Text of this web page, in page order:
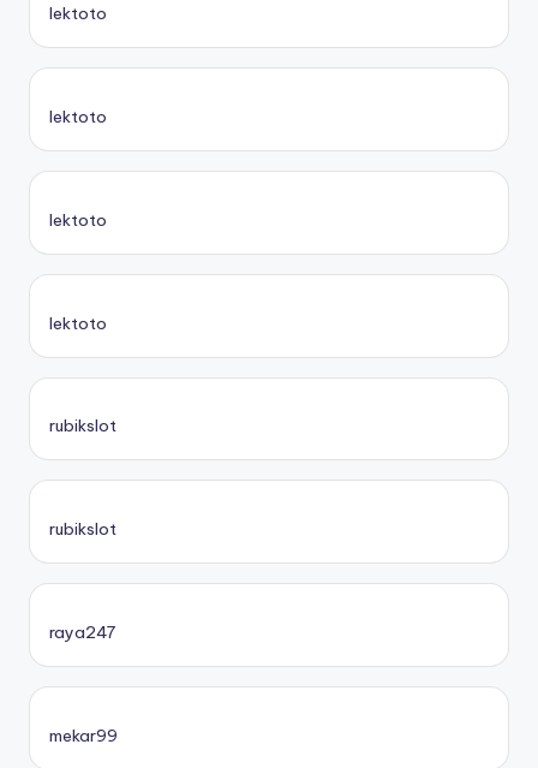
lektoto
lektoto
lektoto
lektoto
rubikslot
rubikslot
raya247
mekar99